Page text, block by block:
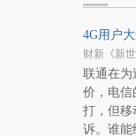
4G用户
财新《新
联通在为
价，电信
打，但移
诉。谁能